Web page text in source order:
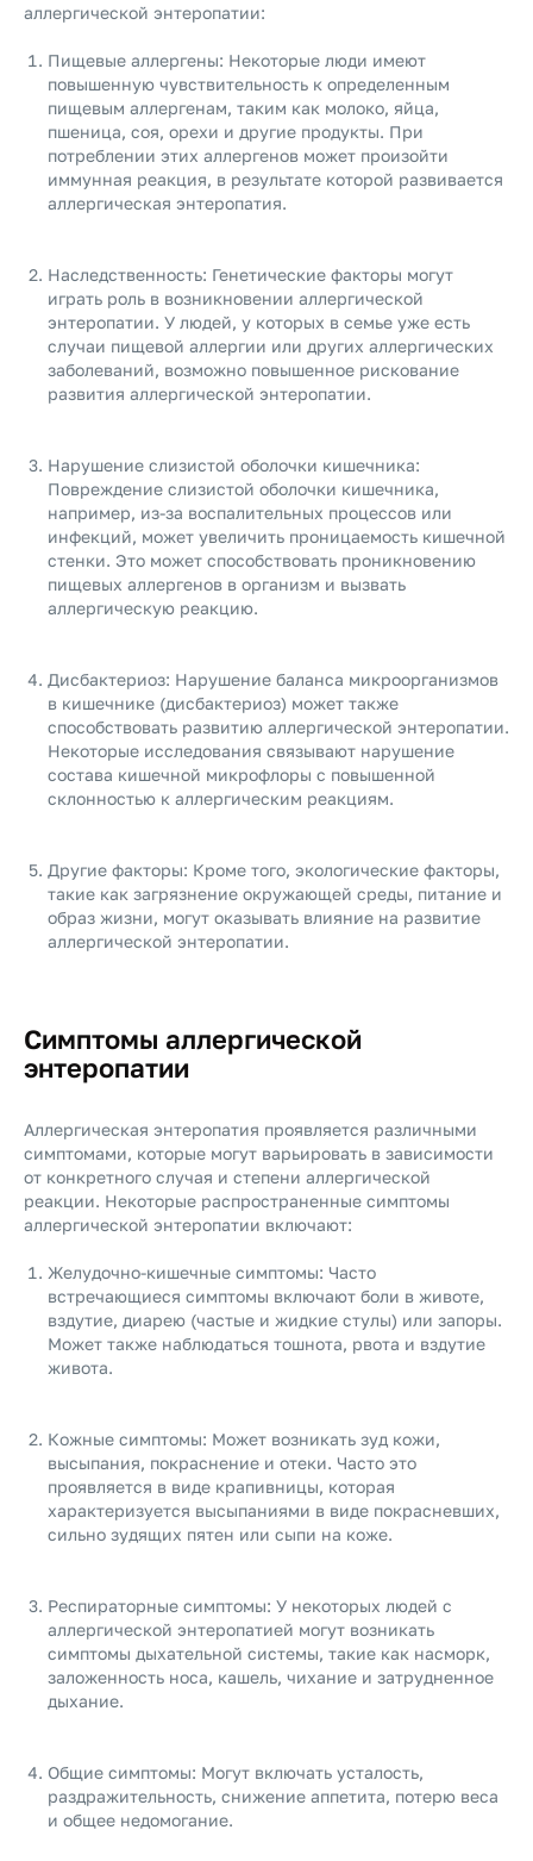
аллергической энтеропатии:
Пищевые аллергены: Некоторые люди имеют
повышенную чувствительность к определенным
пищевым аллергенам, таким как молоко, яйца,
пшеница, соя, орехи и другие продукты. При
потреблении этих аллергенов может произойти
иммунная реакция, в результате которой развивается
аллергическая энтеропатия.
Наследственность: Генетические факторы могут
играть роль в возникновении аллергической
энтеропатии. У людей, у которых в семье уже есть
случаи пищевой аллергии или других аллергических
заболеваний, возможно повышенное рискование
развития аллергической энтеропатии.
Нарушение слизистой оболочки кишечника:
Повреждение слизистой оболочки кишечника,
например, из-за воспалительных процессов или
инфекций, может увеличить проницаемость кишечной
стенки. Это может способствовать проникновению
пищевых аллергенов в организм и вызвать
аллергическую реакцию.
Дисбактериоз: Нарушение баланса микроорганизмов
в кишечнике (дисбактериоз) может также
способствовать развитию аллергической энтеропатии.
Некоторые исследования связывают нарушение
состава кишечной микрофлоры с повышенной
склонностью к аллергическим реакциям.
Другие факторы: Кроме того, экологические факторы,
такие как загрязнение окружающей среды, питание и
образ жизни, могут оказывать влияние на развитие
аллергической энтеропатии.
Симптомы аллергической
энтеропатии
Аллергическая энтеропатия проявляется различными
симптомами, которые могут варьировать в зависимости
от конкретного случая и степени аллергической
реакции. Некоторые распространенные симптомы
аллергической энтеропатии включают:
Желудочно-кишечные симптомы: Часто
встречающиеся симптомы включают боли в животе,
вздутие, диарею (частые и жидкие стулы) или запоры.
Может также наблюдаться тошнота, рвота и вздутие
живота.
Кожные симптомы: Может возникать зуд кожи,
высыпания, покраснение и отеки. Часто это
проявляется в виде крапивницы, которая
характеризуется высыпаниями в виде покрасневших,
сильно зудящих пятен или сыпи на коже.
Респираторные симптомы: У некоторых людей с
аллергической энтеропатией могут возникать
симптомы дыхательной системы, такие как насморк,
заложенность носа, кашель, чихание и затрудненное
дыхание.
Общие симптомы: Могут включать усталость,
раздражительность, снижение аппетита, потерю веса
и общее недомогание.